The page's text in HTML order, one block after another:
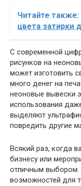
Читайте также:
цвета затирки
С современной
рисунков на
может изготовить
много денег на
неоновые вывески
использования
выделяют
повредить другие
Всякий раз, когда
бизнесу или
отличным выбором.
возможностей для